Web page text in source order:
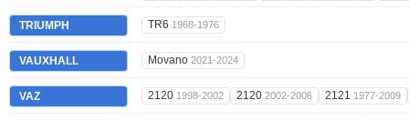
TRIUMPH TR6 1968-1976
VAUXHALL Movano 2021-2024
VAZ 2120 1998-2002 2120 2002-2006 2121 1977-2009